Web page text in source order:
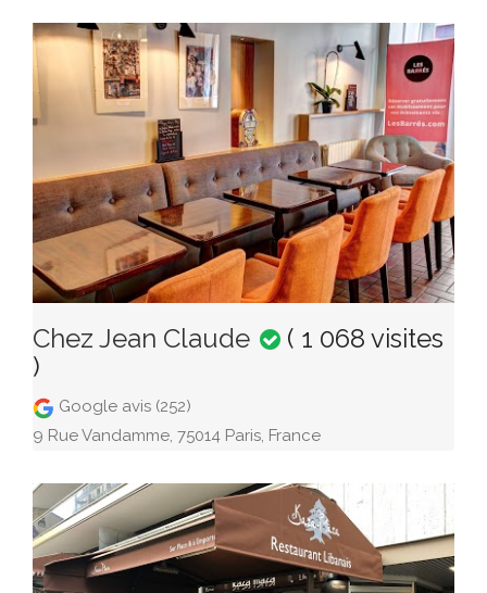
Chez Jean Claude
( 1 068 visites
)
Google avis (252)
9 Rue Vandamme, 75014 Paris, France